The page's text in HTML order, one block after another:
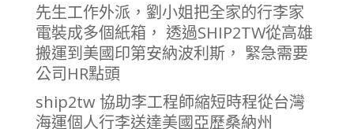
先生工作外派，劉小姐把全家的行李家
電裝成多個紙箱， 透過SHIP2TW從高雄
搬運到美國印第安納波利斯， 緊急需要
公司HR點頭
ship2tw 協助李工程師縮短時程從台灣
海運個人行李送達美國亞歷桑納州